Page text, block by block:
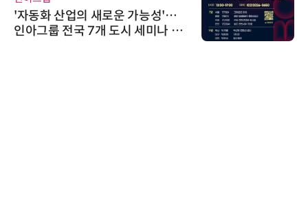
'자동화 산업의 새로운 가능성'…
인아그룹 전국 7개 도시 세미나 페